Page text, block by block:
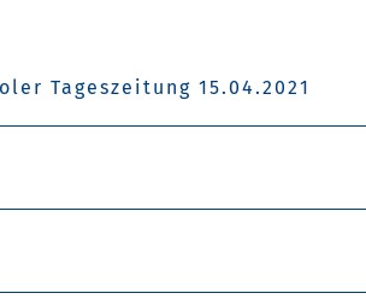
Tageszeitung 15.04.2021